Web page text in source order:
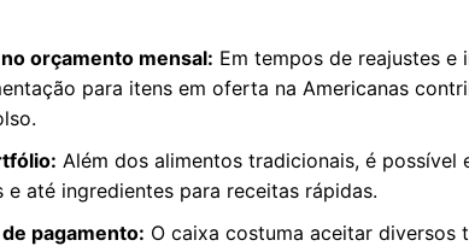
orçamento mensal: Em tempos de reajustes
para itens em oferta na Americanas
Além dos alimentos tradicionais, é possível
e até ingredientes para receitas rápidas.
pagamento: O caixa costuma aceitar diversos